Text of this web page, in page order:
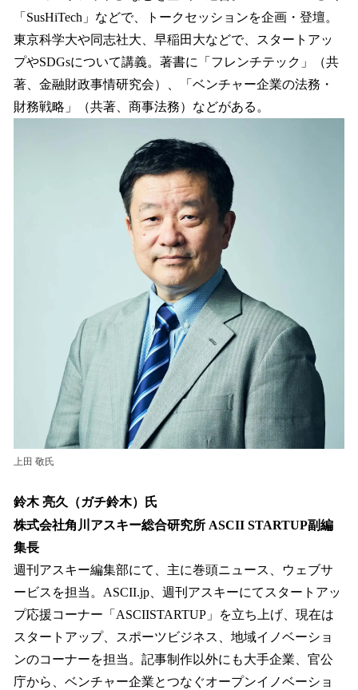
「SusHiTech」などで、トークセッションを企画・登壇。
東京科学大や同志社大、早稲田大などで、スタートアッ
プやSDGsについて講義。著書に「フレンチテック」（共
著、金融財政事情研究会）、「ベンチャー企業の法務・
財務戦略」（共著、商事法務）などがある。
上田 敬氏
鈴木 亮久（ガチ鈴木）氏
株式会社角川アスキー総合研究所 ASCII STARTUP副編
集長
週刊アスキー編集部にて、主に巻頭ニュース、ウェブサ
ービスを担当。ASCII.jp、週刊アスキーにてスタートアッ
プ応援コーナー「ASCIISTARTUP」を立ち上げ、現在は
スタートアップ、スポーツビジネス、地域イノベーショ
ンのコーナーを担当。記事制作以外にも大手企業、官公
庁から、ベンチャー企業とつなぐオープンイノベーショ